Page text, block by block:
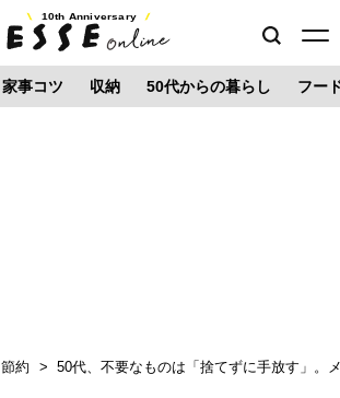
10th Anniversary
家事コツ 収納 50代からの暮らし フー
節約 50代、不要なものは「捨てずに手放す」。